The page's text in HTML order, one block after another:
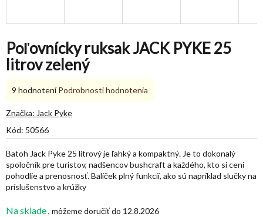
Poľovnícky ruksak JACK PYKE 25
litrov zelený
Kód: 50566
Na sklade
12.8.2026
Batoh Jack Pyke 25 litrový je ľahký a kompaktný. Je to dokonalý
spoločník pre turistov, nadšencov bushcraft a každého, kto si cení
pohodlie a prenosnosť. Balíček plný funkcií, ako sú napríklad slučky na
príslušenstvo a krúžky
Priemerné
produktu
5,0
5
hviezdičiek.
9 hodnotení Podrobnosti hodnotenia
Značka: Jack Pyke